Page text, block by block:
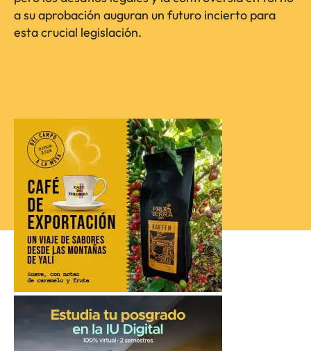
a su aprobación auguran un futuro incierto para
esta crucial legislación.